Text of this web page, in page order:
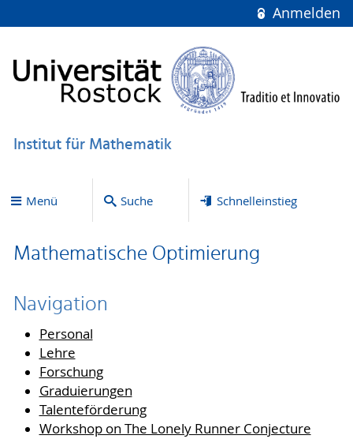
Anmelden
Institut für Mathematik
Menü Suche Schnelleinstieg
Mathematische Optimierung
Navigation
Personal
Lehre
Forschung
Graduierungen
Talenteförderung
Workshop on The Lonely Runner Conjecture